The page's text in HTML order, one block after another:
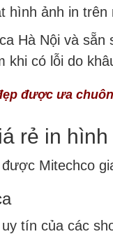
hình ảnh in trên
Hà Nội và
khi có lỗi do
được ưa
rẻ in
Mitechco
tín của các